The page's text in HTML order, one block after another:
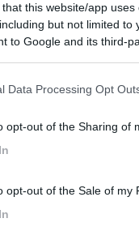
that this website/app
but not limited to
to Google and its third-
Data Processing Opt
opt-out of the Sharing of
opt-out of the Sale of my
Posizione
Sciliar (BZ) - 32.4km
10
Posizione